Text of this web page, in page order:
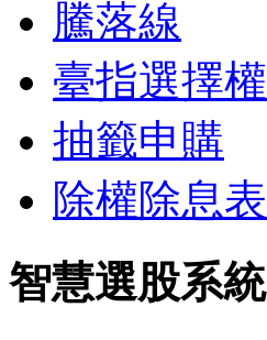
騰落線
臺指選擇權
抽籤申購
除權除息表
智慧選股系統